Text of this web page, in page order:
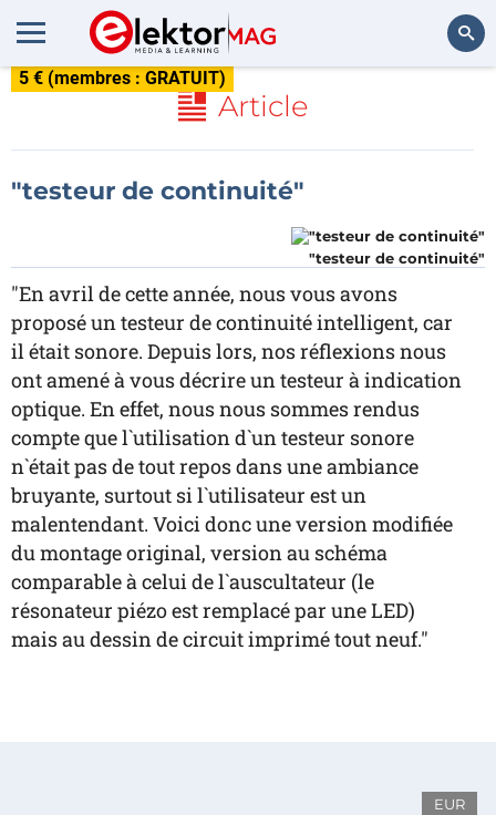
5 € (membres : GRATUIT)
Article
"testeur de continuité"
"testeur de continuité"
"En avril de cette année, nous vous avons
proposé un testeur de continuité intelligent, car
il était sonore. Depuis lors, nos réflexions nous
ont amené à vous décrire un testeur à indication
optique. En effet, nous nous sommes rendus
compte que l`utilisation d`un testeur sonore
n`était pas de tout repos dans une ambiance
bruyante, surtout si l`utilisateur est un
malentendant. Voici donc une version modifiée
du montage original, version au schéma
comparable à celui de l`auscultateur (le
résonateur piézo est remplacé par une LED)
mais au dessin de circuit imprimé tout neuf."
EUR